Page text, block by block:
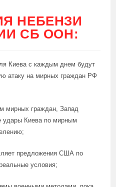
НЕБЕНЗИ
СБ ООН:
Киева с каждым днем будут
атаку на мирных граждан РФ
мирных граждан, Запад
удары Киева по мирным
предложения США по
условия;